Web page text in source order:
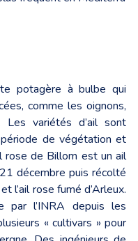
potagère à bulbe qui
comme les oignons,
variétés d’ail sont
de végétation et
rose de Billom est un ail
décembre puis récolté
l’ail rose fumé d’Arleux.
par l’INRA depuis les
« cultivars » pour